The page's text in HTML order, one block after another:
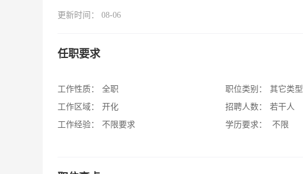
更新时间： 08-06
任职要求
工作性质：
全职
工作区域：
开化
工作经验：
不限要求
职位类别：
其它类型
招聘人数：
若干人
学历要求：
不限